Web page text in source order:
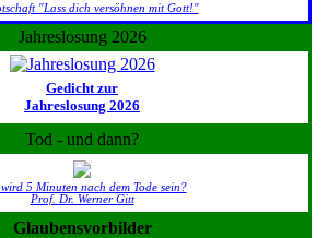
"Lass dich versöhnen mit Gott!"
Jahreslosung 2026
Gedicht zur
Jahreslosung 2026
Tod - und dann?
wird 5 Minuten nach dem Tode sein?
Prof. Dr. Werner Gitt
Glaubensvorbilder